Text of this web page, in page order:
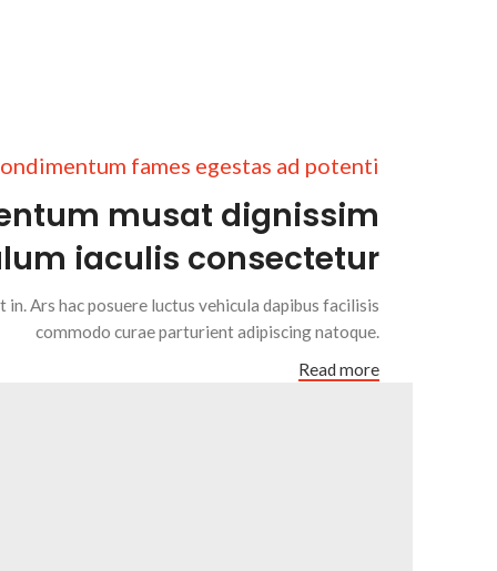
fames egestas ad potenti
musat dignissim
iaculis consectetur
Ars hac posuere luctus vehicula dapibus facilisis
commodo curae parturient adipiscing natoque.
Read more